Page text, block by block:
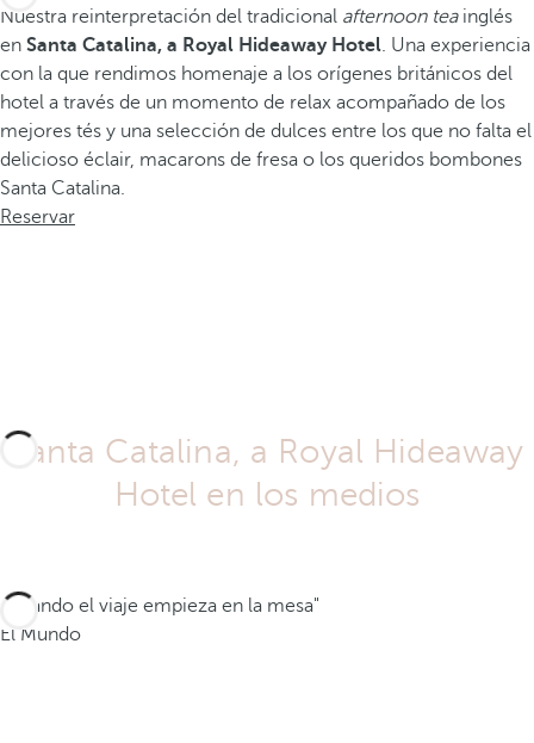
Nuestra reinterpretación del tradicional afternoon teainglés
en Santa Catalina, a Royal Hideaway Hotel . Una experiencia
con la que rendimos homenaje a los orígenes británicos del
hotel a través de un momento de relax acompañado de los
mejores tés y una selección de dulces entre los que no falta el
delicioso éclair, macarons de fresa o los queridos bombones
Santa Catalina.
Reservar
Santa Catalina, a Royal Hideaway
Hotel en los medios
"Cuando el viaje empieza en la mesa"
El Mundo